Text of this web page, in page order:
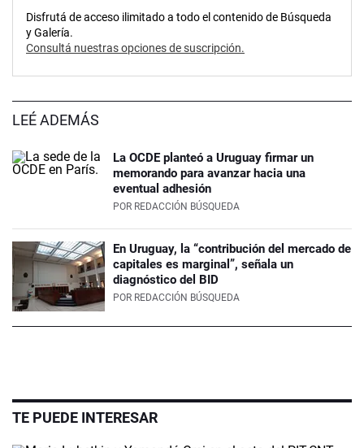
Disfrutá de acceso ilimitado a todo el contenido de Búsqueda
y Galería.
Consultá nuestras opciones de suscripción.
LEÉ ADEMÁS
La OCDE planteó a Uruguay firmar un
memorando para avanzar hacia una
eventual adhesión
POR REDACCIÓN BÚSQUEDA
En Uruguay, la “contribución del mercado de
capitales es marginal”, señala un
diagnóstico del BID
POR REDACCIÓN BÚSQUEDA
TE PUEDE INTERESAR